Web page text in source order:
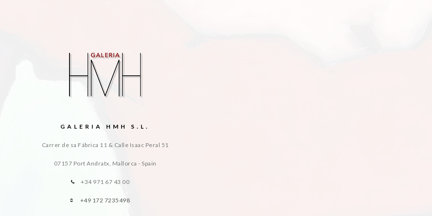
GALERIA HMH S.L.
Carrer de sa Fábrica 11 & Calle Isaac Peral 51
07157 Port Andratx, Mallorca - Spain
+34 971 67 43 00
+49 172 7235498